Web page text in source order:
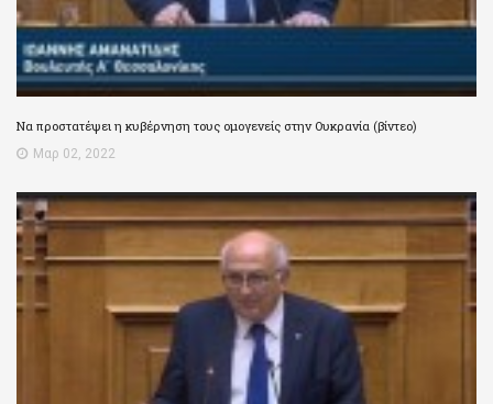
Να προστατέψει η κυβέρνηση τους ομογενείς στην Ουκρανία (βίντεο)
Μαρ 02, 2022